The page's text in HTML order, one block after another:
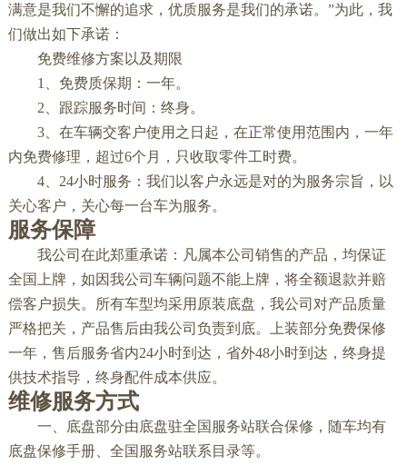
满意是我们不懈的追求，优质服务是我们的承诺。”为此，我
们做出如下承诺：
免费维修方案以及期限
1、免费质保期：一年。
2、跟踪服务时间：终身。
3、在车辆交客户使用之日起，在正常使用范围内，一年
内免费修理，超过6个月，只收取零件工时费。
4、24小时服务：我们以客户永远是对的为服务宗旨，以
关心客户，关心每一台车为服务。
服务保障
我公司在此郑重承诺：凡属本公司销售的产品，均保证
全国上牌，如因我公司车辆问题不能上牌，将全额退款并赔
偿客户损失。所有车型均采用原装底盘，我公司对产品质量
严格把关，产品售后由我公司负责到底。上装部分免费保修
一年，售后服务省内24小时到达，省外48小时到达，终身提
供技术指导，终身配件成本供应。
维修服务方式
一、底盘部分由底盘驻全国服务站联合保修，随车均有
底盘保修手册、全国服务站联系目录等。